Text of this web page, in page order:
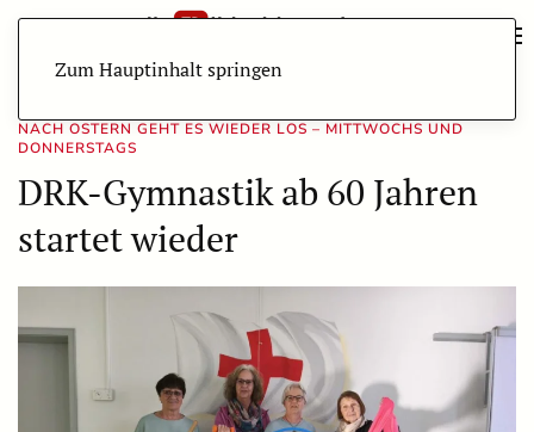
Zum Hauptinhalt springen
NACH OSTERN GEHT ES WIEDER LOS – MITTWOCHS UND
DONNERSTAGS
DRK-Gymnastik ab 60 Jahren
startet wieder